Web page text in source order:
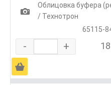
1
Облицовка буфера
/ Технотрон
65115-
- +
Ä